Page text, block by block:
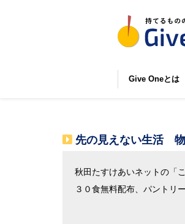
Give Oneとは
先の見えない生活
秋田たすけあいネットの「
３０食無料配布、パントリ